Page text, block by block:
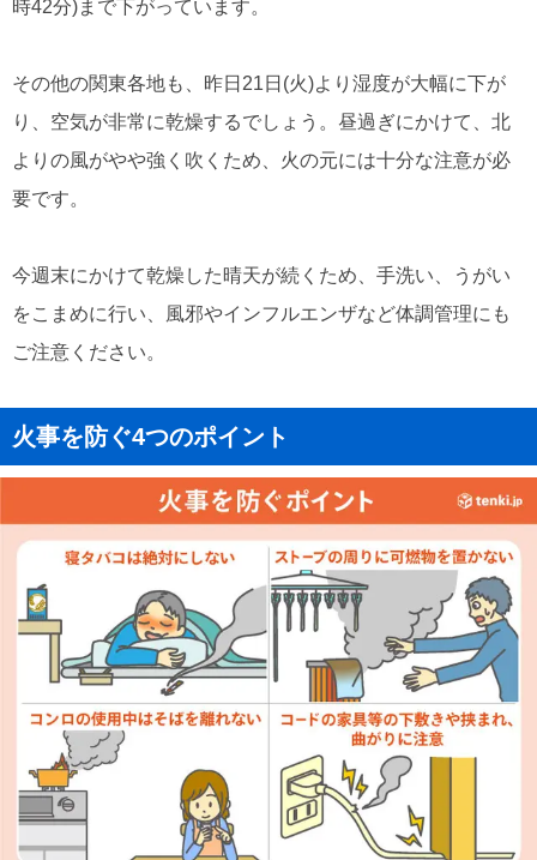
時42分)まで下がっています。
その他の関東各地も、昨日21日(火)より湿度が大幅に下が
り、空気が非常に乾燥するでしょう。昼過ぎにかけて、北
よりの風がやや強く吹くため、火の元には十分な注意が必
要です。
今週末にかけて乾燥した晴天が続くため、手洗い、うがい
をこまめに行い、風邪やインフルエンザなど体調管理にも
ご注意ください。
火事を防ぐ4つのポイント